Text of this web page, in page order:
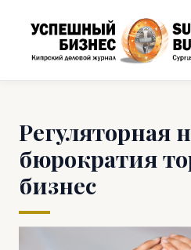
Регуляторная
бюрократия
бизнес